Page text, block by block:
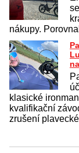
nákupy.
klasické
kvalifikační
zrušení